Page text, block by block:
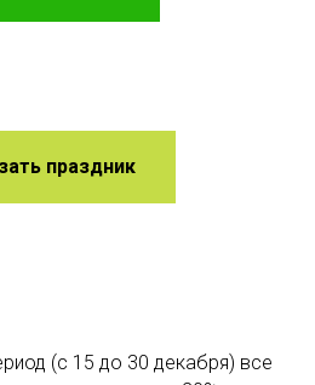
праздник
(с 15 до 30 декабря) все